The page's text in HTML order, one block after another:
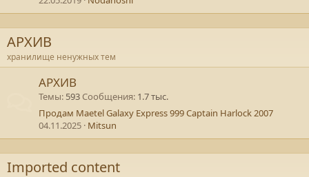
АРХИВ
хранилище ненужных тем
АРХИВ
Темы 593 Сообщения 1.7 тыс.
Продам Maetel Galaxy Express 999 Captain Harlock 2007
04.11.2025 Mitsun
Imported content